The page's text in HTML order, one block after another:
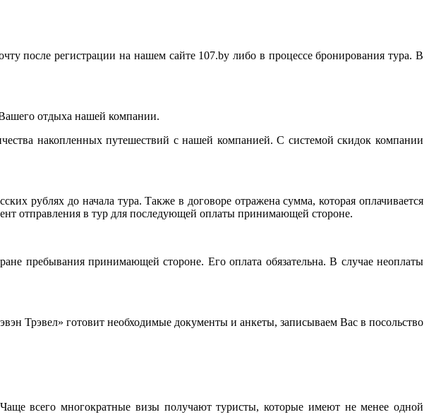
после регистрации на нашем сайте 107.by либо в процессе бронирования тура. В
отдыха нашей компании.
накопленных путешествий с нашей компанией. С системой скидок компании
рублях до начала тура. Также в договоре отражена сумма, которая оплачивается
отправления в тур для последующей оплаты принимающей стороне.
пребывания принимающей стороне. Его оплата обязательна. В случае неоплаты
Трэвел» готовит необходимые документы и анкеты, записываем Вас в посольство
всего многократные визы получают туристы, которые имеют не менее одной